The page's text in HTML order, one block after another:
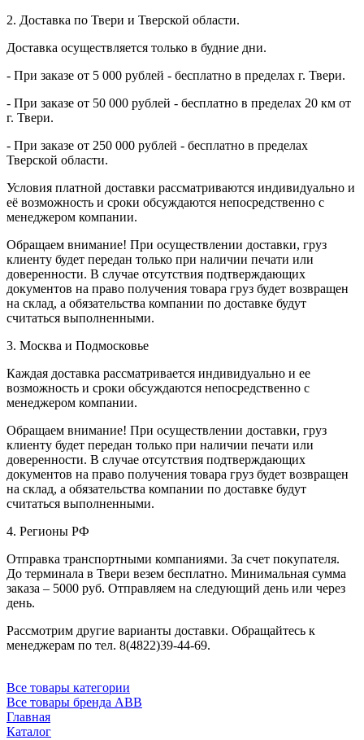
2. Доставка по Твери и Тверской области.
Доставка осуществляется только в будние дни.
- При заказе от 5 000 рублей - бесплатно в пределах г. Твери.
- При заказе от 50 000 рублей - бесплатно в пределах 20 км от
г. Твери.
- При заказе от 250 000 рублей - бесплатно в пределах
Тверской области.
Условия платной доставки рассматриваются индивидуально и
её возможность и сроки обсуждаются непосредственно с
менеджером компании.
Обращаем внимание! При осуществлении доставки, груз
клиенту будет передан только при наличии печати или
доверенности. В случае отсутствия подтверждающих
документов на право получения товара груз будет возвращен
на склад, а обязательства компании по доставке будут
считаться выполненными.
3. Москва и Подмосковье
Каждая доставка рассматривается индивидуально и ее
возможность и сроки обсуждаются непосредственно с
менеджером компании.
Обращаем внимание! При осуществлении доставки, груз
клиенту будет передан только при наличии печати или
доверенности. В случае отсутствия подтверждающих
документов на право получения товара груз будет возвращен
на склад, а обязательства компании по доставке будут
считаться выполненными.
4. Регионы РФ
Отправка транспортными компаниями. За счет покупателя.
До терминала в Твери везем бесплатно. Минимальная сумма
заказа – 5000 руб. Отправляем на следующий день или через
день.
Рассмотрим другие варианты доставки. Обращайтесь к
менеджерам по тел. 8(4822)39-44-69.
Все товары категории
Все товары бренда ABB
Главная
Каталог